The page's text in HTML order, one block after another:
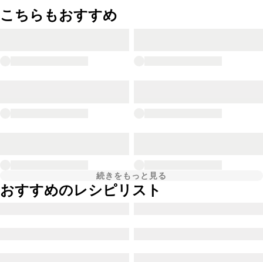
こちらもおすすめ
続きをもっと見る
おすすめのレシピリスト